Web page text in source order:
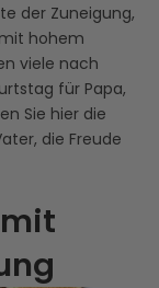
der Zuneigung,
hohem
viele nach
für Papa,
Sie hier die
die Freude